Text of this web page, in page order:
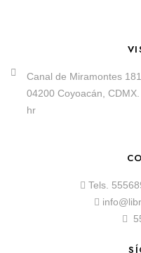
Canal de Miramontes
04200 Coyoacán,
hr
Tels.